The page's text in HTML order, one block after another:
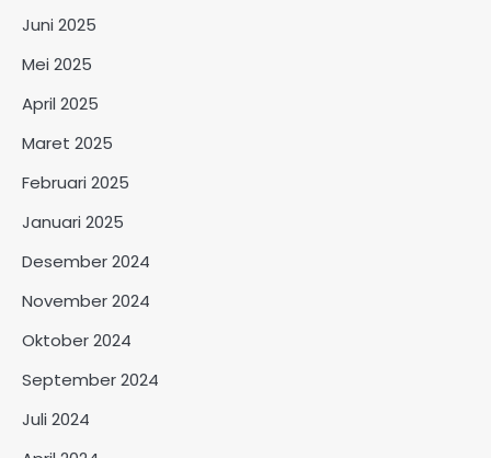
Juni 2025
Mei 2025
April 2025
Maret 2025
Februari 2025
Januari 2025
Desember 2024
November 2024
Oktober 2024
September 2024
Juli 2024